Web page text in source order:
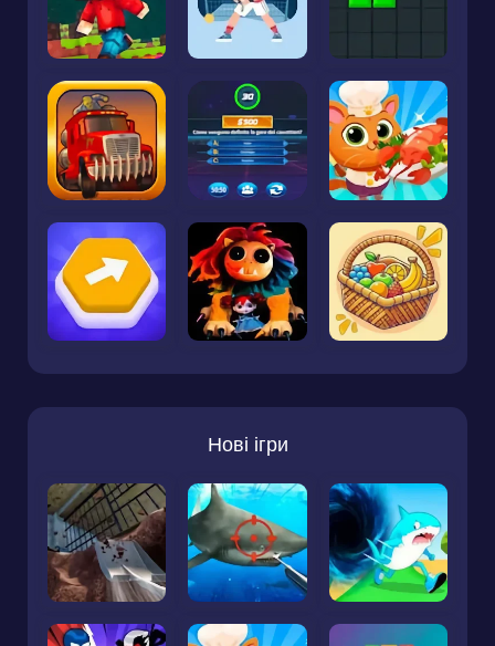
Нові ігри